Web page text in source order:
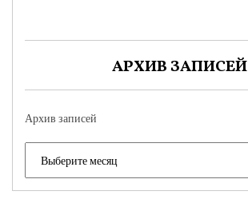
АРХИВ ЗАПИСЕЙ
Архив записей